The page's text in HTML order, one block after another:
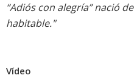
“Adiós con alegría” nació
habitable."
Vídeo